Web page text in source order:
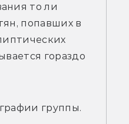
то ли
попавших в
гораздо
группы.